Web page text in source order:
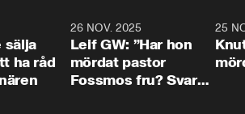
sälja
ha råd
26 NOV. 2025
Leif GW: ”Har hon
mördat pastor
Fossmos fru? Svar
25